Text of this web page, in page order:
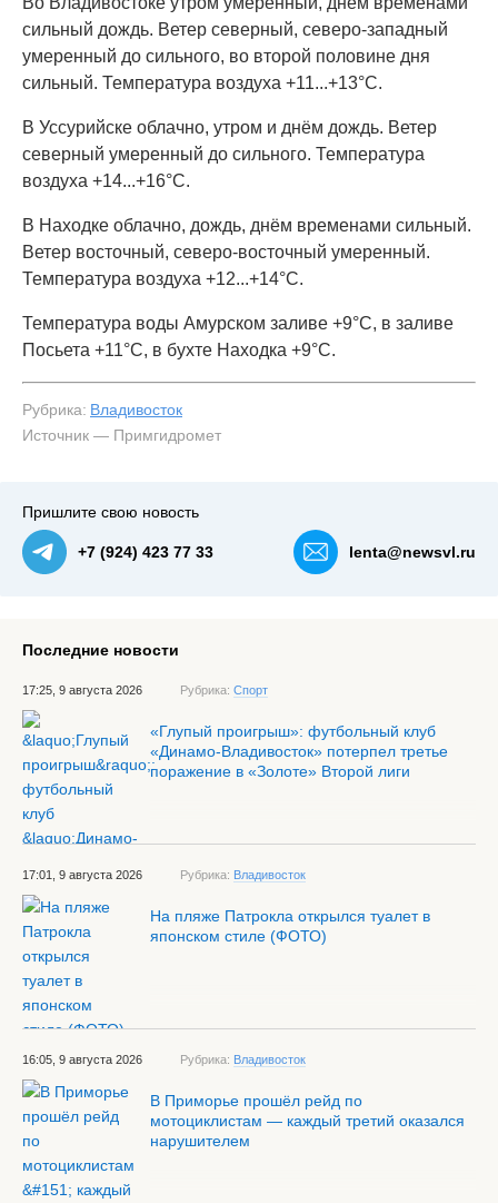
сильный дождь. Ветер северный, северо-западный
умеренный до сильного, во второй половине дня
сильный. Температура воздуха +11...+13°C.
В Уссурийске облачно, утром и днём дождь. Ветер
северный умеренный до сильного. Температура
воздуха +14...+16°C.
В Находке облачно, дождь, днём временами сильный.
Ветер восточный, северо-восточный умеренный.
Температура воздуха +12...+14°C.
Температура воды Амурском заливе +9°C, в заливе
Посьета +11°C, в бухте Находка +9°C.
Рубрика: Владивосток
Источник — Примгидромет
Пришлите свою новость
+7 (924) 423 77 33 lenta@newsvl.ru
Последние новости
17:25, 9 августа 2026 Рубрика: Спорт
«Глупый проигрыш»: футбольный клуб
«Динамо-Владивосток» потерпел третье
поражение в «Золоте» Второй лиги
17:01, 9 августа 2026 Рубрика: Владивосток
На пляже Патрокла открылся туалет в
японском стиле (ФОТО)
16:05, 9 августа 2026 Рубрика: Владивосток
В Приморье прошёл рейд по
мотоциклистам — каждый третий оказался
нарушителем